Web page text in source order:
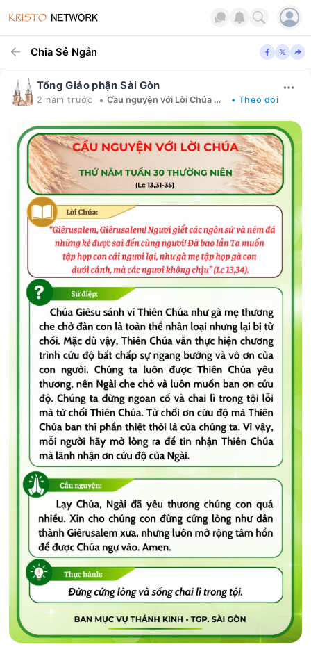
Chia Sẻ Ngắn
Tổng Giáo phận Sài Gòn
2 năm trước • Cầu nguyện với Lời Chúa mỗi ngày • Theo dõi